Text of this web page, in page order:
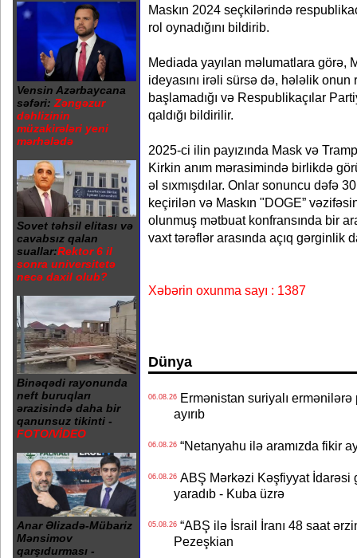
Vensin Azərbaycana
səfəri: Zəngəzur
dəhlizinin
müzakirələri yeni
mərhələdə
Sovet təhsil elitası və
cavabsız qalan
suallar:Rektor 6 il
sonra universitetə
necə daxil olub?
Binəqədi rayonunda
neft buruqları
ərazisində daha bir
qanunsuz tikinti -
FOTO/VİDEO
Anar Əlizadə-Mübariz
Mənsimov
qarşıdurması -
Maskın 2024 seçkilərində
rol oynadığını bildirib.
Mediada yayılan məlumatlara görə,
ideyasını irəli sürsə də, hələlik
başlamadığı və Respublikaçılar
qaldığı bildirilir.
2025-ci ilin payızında Mask və
Kirkin anım mərasimində birlikdə
əl sıxmışdılar. Onlar sonuncu dəfə
keçirilən və Maskın "DOGE”
olunmuş mətbuat konfransında bir
vaxt tərəflər arasında açıq gərginlik
Xəbərin oxunma sayı : 1387
Dünya
06.08.26Ermənistan suriyalı ermənilərə
ayırıb
06.08.26“Netanyahu ilə aramızda fikir
06.08.26ABŞ Mərkəzi Kəşfiyyat İdarəsi
yaradıb - Kuba üzrə
05.08.26“ABŞ ilə İsrail İranı 48 saat
Pezeşkian